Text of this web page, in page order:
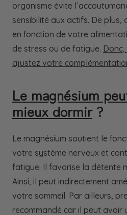
organisme évite
sensibilité aux actifs. De
en fonction de votre
de stress ou de fatigue.
ajustez votre
Le magnésium
mieux dormir?
Le magnésium soutient le
votre système nerveux et
fatigue. Il favorise la détente
Ainsi, il peut indirectement
votre sommeil. Par ailleurs,
recommandé car il peut avoir